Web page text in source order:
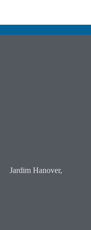
Jardim Hanover,